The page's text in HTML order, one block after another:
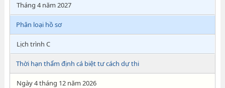
Tháng 4 năm 2027
Phân loại hồ sơ
Lịch trình C
Thời hạn thẩm định cá biệt tư cách dự thi
Ngày 4 tháng 12 năm 2026